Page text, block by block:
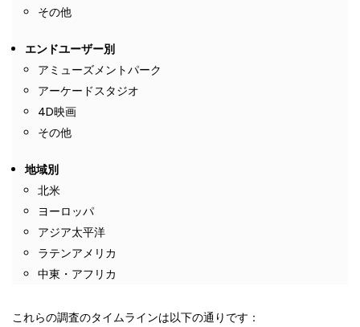
その他
エンドユーザー別
アミューズメントパーク
アーケードスタジオ
4D映画
その他
地域別
北米
ヨーロッパ
アジア太平洋
ラテンアメリカ
中東・アフリカ
これらの調査のタイムラインは以下の通りです：